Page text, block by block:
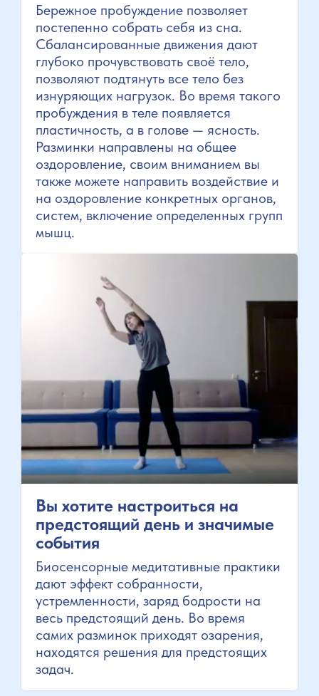
Бережное пробуждение позволяет
постепенно собрать себя из сна.
Сбалансированные движения дают
глубоко прочувствовать своё тело,
позволяют подтянуть все тело без
изнуряющих нагрузок. Во время такого
пробуждения в теле появляется
пластичность, а в голове — ясность.
Разминки направлены на общее
оздоровление, своим вниманием вы
также можете направить воздействие и
на оздоровление конкретных органов,
систем, включение определенных групп
мышц.
Вы хотите настроиться на
предстоящий день и значимые
события
Биосенсорные медитативные практики
дают эффект собранности,
устремленности, заряд бодрости на
весь предстоящий день. Во время
самих разминок приходят озарения,
находятся решения для предстоящих
задач.